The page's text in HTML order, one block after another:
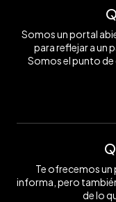
Somos un portal
para reflejar a un
Somos el punto de
Te ofrecemos
informa, pero
de lo